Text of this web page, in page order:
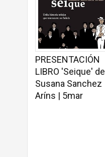
PRESENTACIÓN
LIBRO 'Seique' de
Susana Sanchez
Aríns | 5mar